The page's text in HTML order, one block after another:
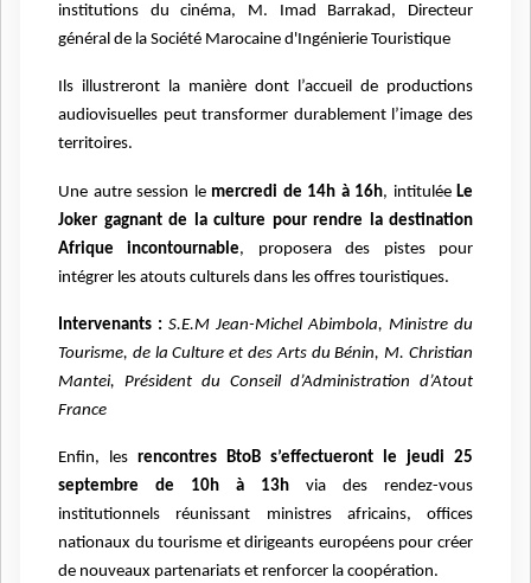
institutions du cinéma, M. Imad Barrakad, Directeur
général de la Société Marocaine d'Ingénierie Touristique
Ils illustreront la manière dont l’accueil de productions
audiovisuelles peut transformer durablement l’image des
territoires.
Une autre session le mercredi de 14h à 16h, intitulée Le
Joker gagnant de la culture pour rendre la destination
Afrique incontournable, proposera des pistes pour
intégrer les atouts culturels dans les offres touristiques.
Intervenants : S.E.M Jean-Michel Abimbola, Ministre du
Tourisme, de la Culture et des Arts du Bénin, M. Christian
Mantei, Président du Conseil d’Administration d’Atout
France
Enfin, les rencontres BtoB s’effectueront le jeudi 25
septembre de 10h à 13h via des rendez-vous
institutionnels réunissant ministres africains, offices
nationaux du tourisme et dirigeants européens pour créer
de nouveaux partenariats et renforcer la coopération.